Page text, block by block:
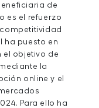
de
es el refuerzo
ha puesto en
el objetivo de
la
online y el
Para ello ha